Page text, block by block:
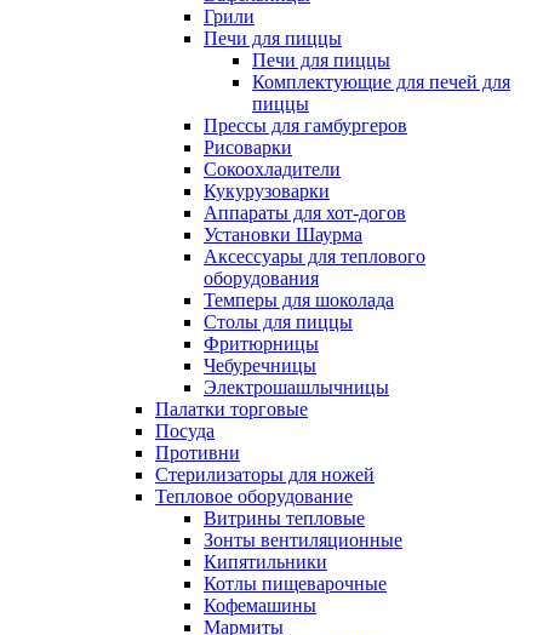
Грили
Печи для пиццы
Печи для пиццы
Комплектующие для печей для
пиццы
Прессы для гамбургеров
Рисоварки
Сокоохладители
Кукурузоварки
Аппараты для хот-догов
Установки Шаурма
Аксессуары для теплового
оборудования
Темперы для шоколада
Столы для пиццы
Фритюрницы
Чебуречницы
Электрошашлычницы
Палатки торговые
Посуда
Противни
Стерилизаторы для ножей
Тепловое оборудование
Витрины тепловые
Зонты вентиляционные
Кипятильники
Котлы пищеварочные
Кофемашины
Мармиты